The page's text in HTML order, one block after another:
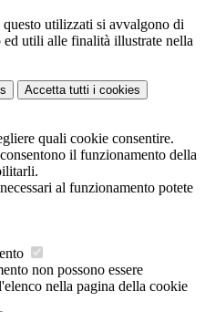
utilizzati si avvalgono di
ed utili alle finalità illustrate nella
Accetta tutti i cookies
quali cookie consentire.
il funzionamento della
al funzionamento potete
non possono essere
nella pagina della cookie